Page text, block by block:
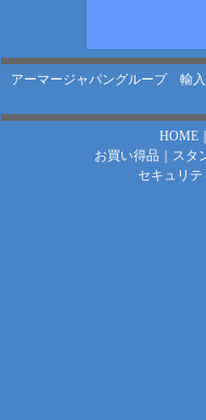
アーマージャパングループ 輸
HOME｜
お買い得品
スタ
セキュリ